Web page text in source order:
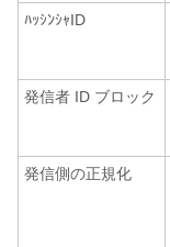
ﾊｯｼﾝｼｬID
発信者 ID ブロック
発信側の正規化